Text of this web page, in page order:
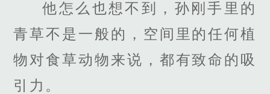
他怎么也想不到，孙刚手里的
青草不是一般的，空间里的任何植
物对食草动物来说，都有致命的吸
引力。